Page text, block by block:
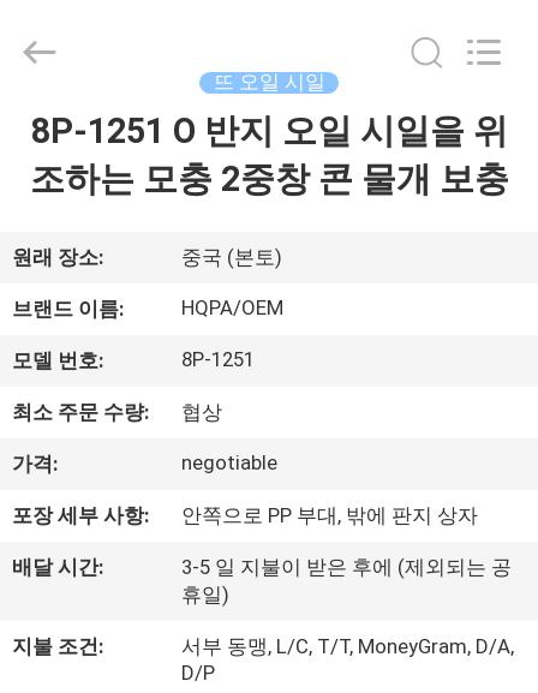
집
품
우
리
여
공
Beijing
Services
Rights
뜨 오일 시일
8P-1251 O 반지 오일 시일을 위
조하는 모충 2중창 콘 물개 보충
원래 장소: 중국 (본토)
브랜드 이름: HQPA/OEM
모델 번호: 8P-1251
최소 주문 수량: 협상
가격: negotiable
포장 세부 사항: 안쪽으로 PP 부대, 밖에 판지 상자
배달 시간:
3-5 일 지불이 받은 후에 (제외되는 공
휴일)
지불 조건:
서부 동맹, L/C, T/T, MoneyGram, D/A,
D/P